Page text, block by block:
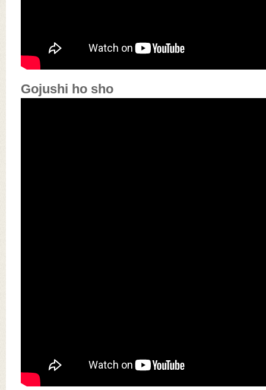
Gojushi ho sho